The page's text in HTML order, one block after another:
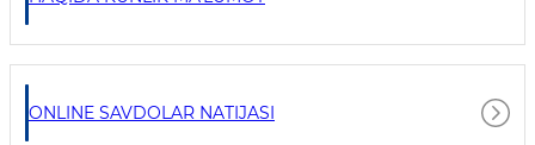
ONLINE SAVDOLAR NATIJASI